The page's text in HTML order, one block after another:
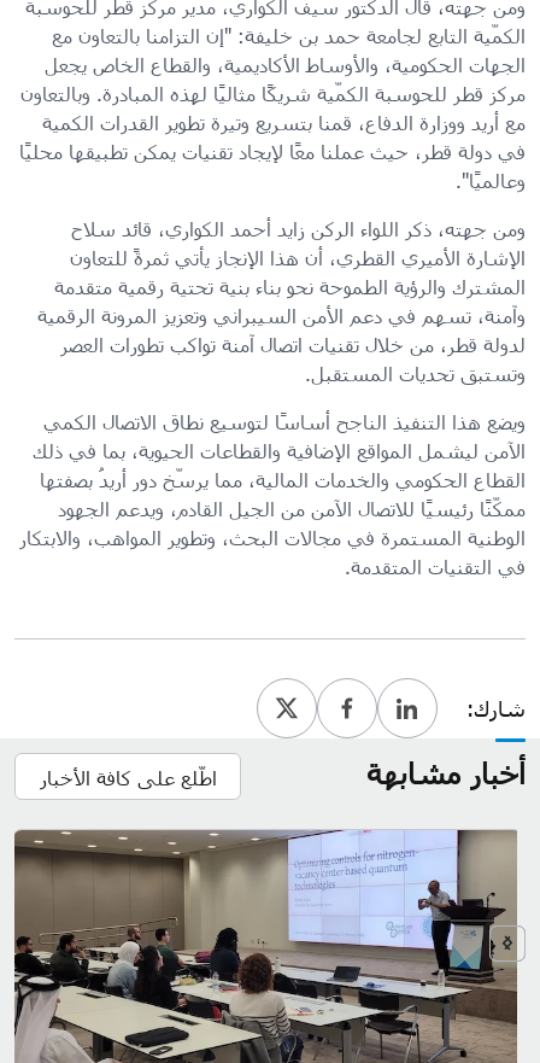
ومن جهته، قال الدكتور سيف الكواري، مدير مركز قطر للحوسبة
الكمّية التابع لجامعة حمد بن خليفة: "إن التزامنا بالتعاون مع
الجهات الحكومية، والأوساط الأكاديمية، والقطاع الخاص يجعل
مركز قطر للحوسبة الكمّية شريكًا مثاليًا لهذه المبادرة. وبالتعاون
مع أريد ووزارة الدفاع، قمنا بتسريع وتيرة تطوير القدرات الكمية
في دولة قطر، حيث عملنا معًا لإيجاد تقنيات يمكن تطبيقها محليًا
وعالميًا".
ومن جهته، ذكر اللواء الركن زايد أحمد الكواري، قائد سلاح
الإشارة الأميري القطري، أن هذا الإنجاز يأتي ثمرةً للتعاون
المشترك والرؤية الطموحة نحو بناء بنية تحتية رقمية متقدمة
وآمنة، تسهم في دعم الأمن السيبراني وتعزيز المرونة الرقمية
لدولة قطر، من خلال تقنيات اتصال آمنة تواكب تطورات العصر
وتستبق تحديات المستقبل.
ويضع هذا التنفيذ الناجح أساسًا لتوسيع نطاق الاتصال الكمي
الآمن ليشمل المواقع الإضافية والقطاعات الحيوية، بما في ذلك
القطاع الحكومي والخدمات المالية، مما يرسّخ دور أريدُ بصفتها
ممكّنًا رئيسيًا للاتصال الآمن من الجيل القادم، ويدعم الجهود
الوطنية المستمرة في مجالات البحث، وتطوير المواهب، والابتكار
في التقنيات المتقدمة.
شارك:
أخبار مشابهة اطّلع على كافة الأخبار